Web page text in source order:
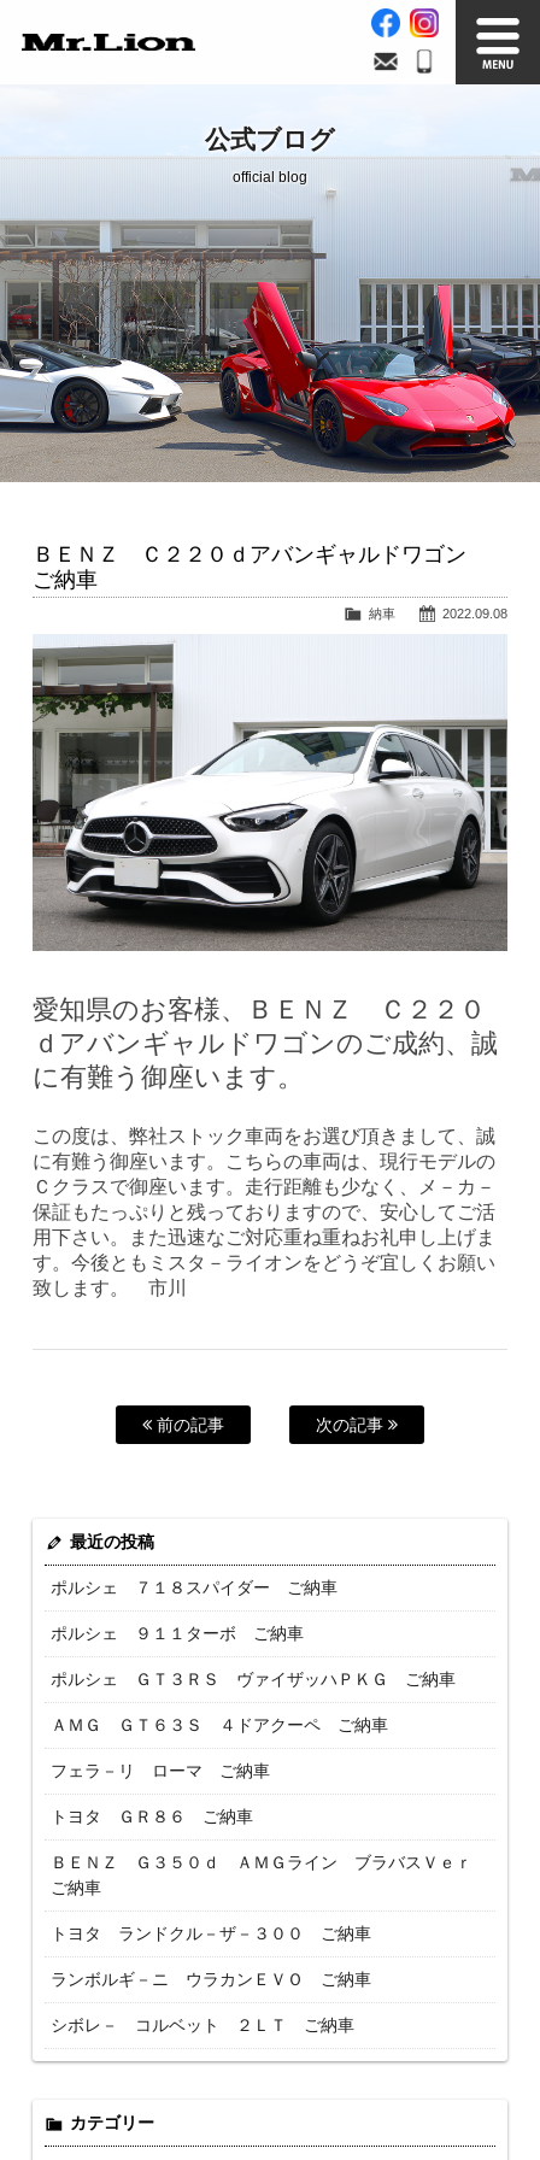
在庫車情報 買取無料査定
Factory
自社工場 サービス案内
Official Blog
公式ブログ
Company info.
会社案内
公式ブログ
official blog
ＢＥＮＺ Ｃ２２０ｄアバンギャルドワゴン
ご納車
2022.09.08
納車
愛知県のお客様、ＢＥＮＺ Ｃ２２０
ｄアバンギャルドワゴンのご成約、誠
に有難う御座います。
この度は、弊社ストック車両をお選び頂きまして、誠
に有難う御座います。こちらの車両は、現行モデルの
Ｃクラスで御座います。走行距離も少なく、メ－カ－
保証もたっぷりと残っておりますので、安心してご活
用下さい。また迅速なご対応重ね重ねお礼申し上げま
す。今後ともミスタ－ライオンをどうぞ宜しくお願い
致します。 市川
前の記事 次の記事
最近の投稿
ポルシェ ７１８スパイダー ご納車
ポルシェ ９１１ターボ ご納車
ポルシェ ＧＴ３ＲＳ ヴァイザッハＰＫＧ ご納車
ＡＭＧ ＧＴ６３Ｓ ４ドアクーペ ご納車
フェラ－リ ローマ ご納車
トヨタ ＧＲ８６ ご納車
ＢＥＮＺ Ｇ３５０ｄ ＡＭＧライン ブラバスＶｅｒ
ご納車
トヨタ ランドクル－ザ－３００ ご納車
ランボルギ－ニ ウラカンＥＶＯ ご納車
シボレ－ コルベット ２ＬＴ ご納車
カテゴリー